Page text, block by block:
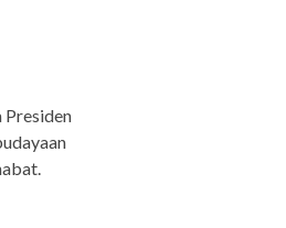
Presiden